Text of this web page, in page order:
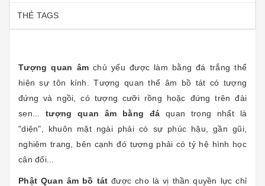
THẺ TAGS
Tượng quan âm chủ yếu được làm bằng đá trắng thể
hiện sự tôn kính. Tượng quan thế âm bồ tát có tượng
đứng và ngồi, có tượng cưỡi rồng hoặc đứng trên đài
sen...
tượng quan âm bằng đá
quan trọng nhất là
"diện", khuôn mặt ngài phải có sự phúc hậu, gần gũi,
nghiêm trang, bên cạnh đó tượng phải có tỷ hệ hình học
cân đối...
Phật Quan âm bồ tát được cho là vị thần quyền lực chỉ